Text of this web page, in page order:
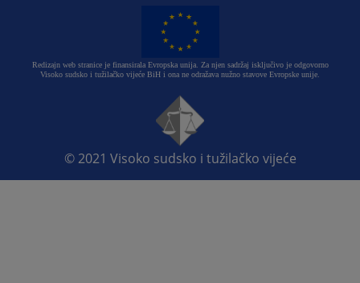
Redizajn web stranice je finansirala Evropska unija. Za njen sadržaj isključivo je odgovorno
Visoko sudsko i tužilačko vijeće BiH i ona ne odražava nužno stavove Evropske unije.
© 2021 Visoko sudsko i tužilačko vijeće